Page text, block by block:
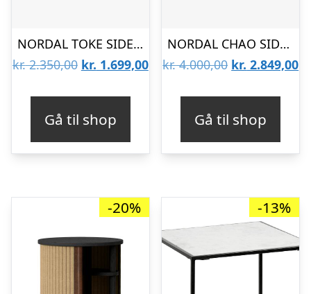
NORDAL TOKE SIDEBORD – 48,5
kr.2.350,00 Den
var:
kr. 2.350,00.
kr. 1.699,00Den
kr. 1.699,00.
Gå til shop
NORDAL CHAO SIDEBORD MARMOR – 57
kr.4.000,00 Den
var:
kr. 4.000,00.
kr. 2.849,00
Gå til shop
-20% -13%